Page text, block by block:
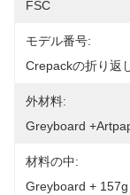
FSC
モデル番号:
Crepackの折り返
外材料:
Greyboard
材料の中:
Greyboard +